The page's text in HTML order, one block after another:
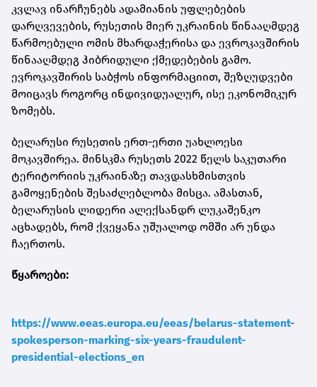
კვლავ ინარჩუნებს ადამიანის უფლებების
დარღვევების, რუსეთის მიერ უკრაინის წინააღმდეგ
წარმოებული ომის მხარდაჭერისა და ევროკავშირის
წინააღმდეგ ჰიბრიდული ქმედებების გამო.
ევროკავშირის საბჭოს ინფორმაციით, შეზღუდვები
მოიცავს როგორც ინდივიდუალურ, ისე ეკონომიკურ
ზომებს.
ბელარუსი რუსეთის ერთ-ერთი უახლოესი
მოკავშირეა. მინსკმა რუსეთს 2022 წელს საკუთარი
ტერიტორიის უკრაინაზე თავდასხმისთვის
გამოყენების შესაძლებლობა მისცა. ამასთან,
ბელარუსის ლიდერი ალექსანდრ ლუკაშენკო
აცხადებს, რომ ქვეყანა უშუალოდ ომში არ უნდა
ჩაერთოს.
წყაროები:
https://www.eeas.europa.eu/eeas/belarus-statement-
spokesperson-marking-six-years-fraudulent-
presidential-elections_en